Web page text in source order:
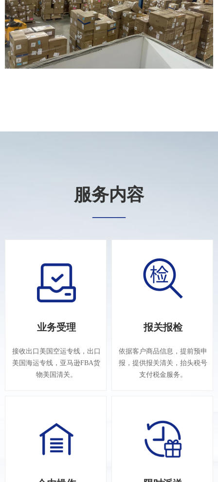
服务内容
——
接收出口美国空运专线，出口
美国海运专线，亚马逊FBA货
物美国清关。
业务受理
接收出口美国空运专线，出口
美国海运专线，亚马逊FBA货
物美国清关。
业务受理
依据客户商品信息，提前预申
报，提供报关清关，抬头税号
支付税金服务。
报关报检
依据客户商品信息，提前预申
报，提供报关清关，抬头税号
支付税金服务。
报关报检